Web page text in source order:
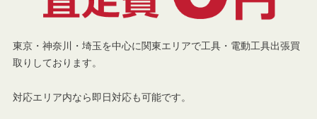
東京・神奈川・埼玉を中心に関東エリアで工具・電動工具出張買
取りしております。
対応エリア内なら即日対応も可能です。